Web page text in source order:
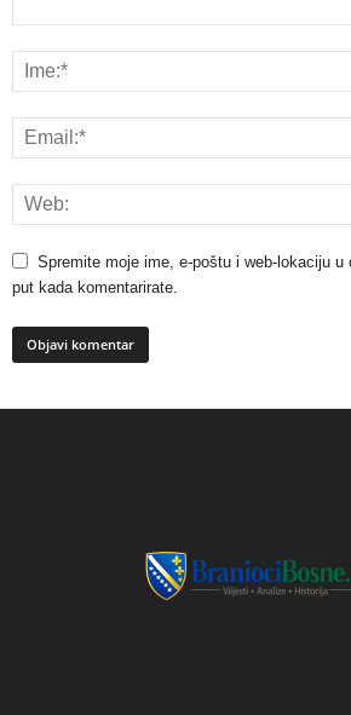
Spremite moje ime, e-poštu i web-lokaciju u
put kada komentarirate.